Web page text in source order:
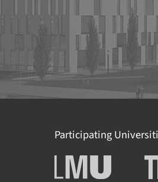
Participating
Ludwig-Maximilians-
Universität München